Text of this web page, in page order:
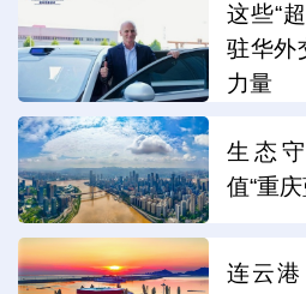
这些“
驻华外
力量
生态
值“重庆
连云